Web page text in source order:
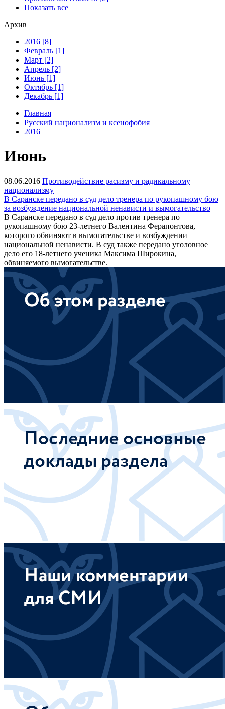
Показать все
Архив
2016 [8]
Февраль [1]
Март [2]
Апрель [2]
Июнь [1]
Октябрь [1]
Декабрь [1]
Главная
Русский национализм и ксенофобия
2016
Июнь
08.06.2016 Противодействие расизму и радикальному
национализму
В Саранске передано в суд дело тренера по рукопашному бою
за возбуждение национальной ненависти и вымогательство
В Саранске передано в суд дело против тренера по
рукопашному бою 23-летнего Валентина Ферапонтова,
которого обвиняют в вымогательстве и возбуждении
национальной ненависти. В суд также передано уголовное
дело его 18-летнего ученика Максима Широкина,
обвиняемого вымогательстве.